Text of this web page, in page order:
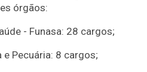
órgãos:
- Funasa: 28 cargos;
Pecuária: 8 cargos;